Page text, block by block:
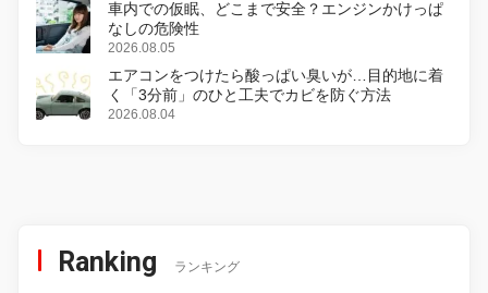
車内での仮眠、どこまで安全？エンジンかけっぱ
なしの危険性
2026.08.05
エアコンをつけたら酸っぱい臭いが…目的地に着
く「3分前」のひと工夫でカビを防ぐ方法
2026.08.04
Ranking ランキング